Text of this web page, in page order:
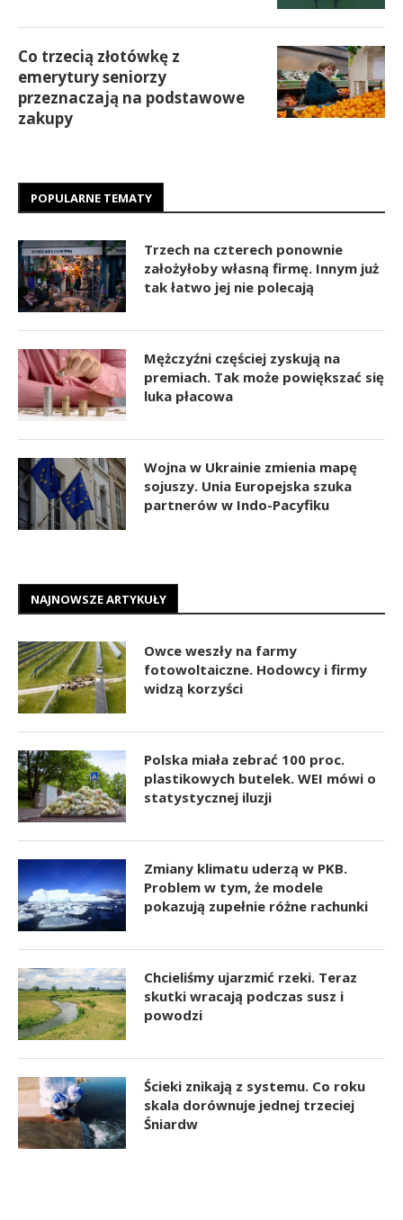
Co trzecią złotówkę z
emerytury seniorzy
przeznaczają na podstawowe
zakupy
POPULARNE TEMATY
Trzech na czterech ponownie
założyłoby własną firmę. Innym już
tak łatwo jej nie polecają
Mężczyźni częściej zyskują na
premiach. Tak może powiększać się
luka płacowa
Wojna w Ukrainie zmienia mapę
sojuszy. Unia Europejska szuka
partnerów w Indo-Pacyfiku
NAJNOWSZE ARTYKUŁY
Owce weszły na farmy
fotowoltaiczne. Hodowcy i firmy
widzą korzyści
Polska miała zebrać 100 proc.
plastikowych butelek. WEI mówi o
statystycznej iluzji
Zmiany klimatu uderzą w PKB.
Problem w tym, że modele
pokazują zupełnie różne rachunki
Chcieliśmy ujarzmić rzeki. Teraz
skutki wracają podczas susz i
powodzi
Ścieki znikają z systemu. Co roku
skala dorównuje jednej trzeciej
Śniardw